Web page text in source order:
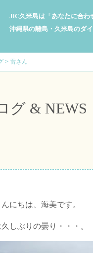
JiC久米島は「あなたに合わ
沖縄県の離島・久米島のダ
> 雷さん
グ & NEWS
にちは、海美です。
しぶりの曇り・・・。